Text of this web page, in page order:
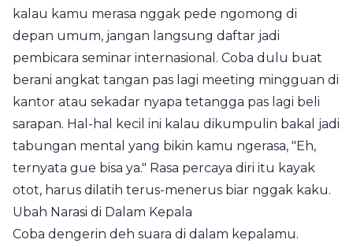
kalau kamu merasa nggak pede ngomong di
depan umum, jangan langsung daftar jadi
pembicara seminar internasional. Coba dulu buat
berani angkat tangan pas lagi meeting mingguan di
kantor atau sekadar nyapa tetangga pas lagi beli
sarapan. Hal-hal kecil ini kalau dikumpulin bakal jadi
tabungan mental yang bikin kamu ngerasa, "Eh,
ternyata gue bisa ya." Rasa percaya diri itu kayak
otot, harus dilatih terus-menerus biar nggak kaku.
Ubah Narasi di Dalam Kepala
Coba dengerin deh suara di dalam kepalamu.